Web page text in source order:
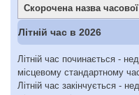
Скорочена назва
Літній час в 2026
Літній час починається -
місцевому стандартному
Літній час закінчується -